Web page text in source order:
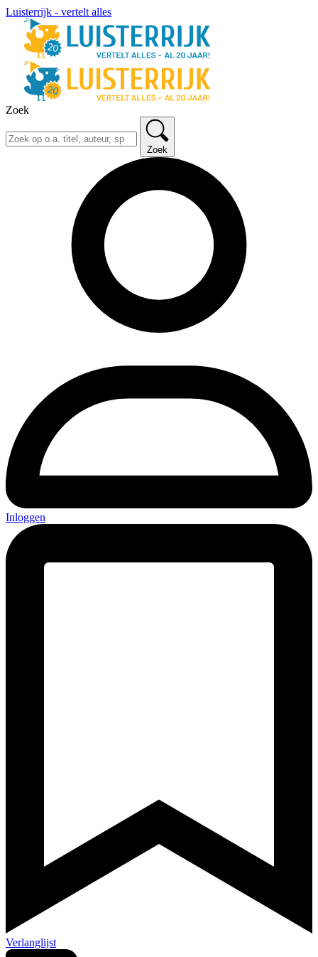
Luisterrijk - vertelt alles
Zoek
Zoek
Inloggen
Verlanglijst